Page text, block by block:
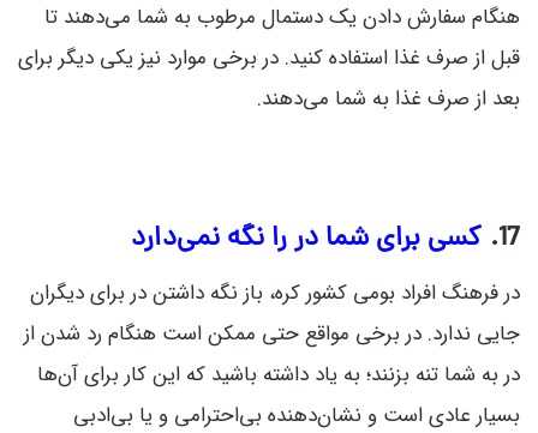
هنگام سفارش دادن یک دستمال مرطوب به شما می‌دهند تا
قبل از صرف غذا استفاده کنید. در برخی موارد نیز یکی دیگر برای
بعد از صرف غذا به شما می‌دهند.
17. کسی برای شما در را نگه نمی‌دارد
در فرهنگ افراد بومی کشور کره، باز نگه داشتن در برای دیگران
جایی ندارد. در برخی مواقع حتی ممکن است هنگام رد شدن از
در به شما تنه بزنند؛ به یاد داشته باشید که این کار برای آن‌ها
بسیار عادی است و نشان‌دهنده بی‌احترامی و یا بی‌ادبی